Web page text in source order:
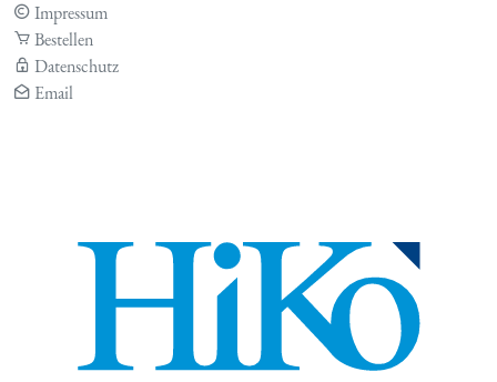
Impressum
Bestellen
Datenschutz
Email